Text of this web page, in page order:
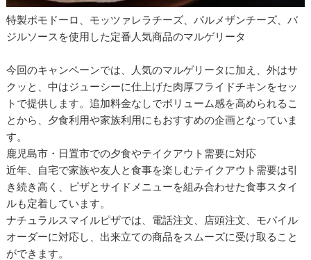
特製ポモドーロ、モッツァレラチーズ、パルメザンチーズ、バ
ジルソースを使用した定番人気商品のマルゲリータ
今回のキャンペーンでは、人気のマルゲリータに加え、外はサ
クッと、中はジューシーに仕上げた肉厚フライドチキンをセッ
トで提供します。追加料金なしでボリューム感を高められるこ
とから、夕食利用や家族利用にもおすすめの企画となっていま
す。
鹿児島市・日置市での夕食やテイクアウト需要に対応
近年、自宅で家族や友人と食事を楽しむテイクアウト需要は引
き続き高く、ピザとサイドメニューを組み合わせた食事スタイ
ルも定着しています。
ナチュラルスマイルピザでは、電話注文、店頭注文、モバイル
オーダーに対応し、出来立ての商品をスムーズに受け取ること
ができます。